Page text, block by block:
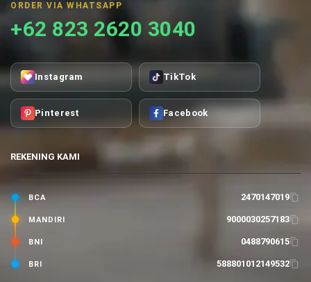
ORDER VIA WHATSAPP
+62 823 2620 3040
Instagram TikTok
Pinterest Facebook
REKENING KAMI
BCA 2470147019
MANDIRI 9000030257183
BNI 0488790615
BRI 588801012149532